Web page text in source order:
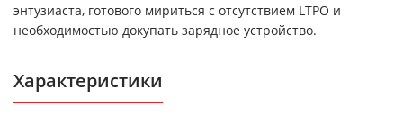
энтузиаста, готового мириться с отсутствием LTPO и
необходимостью докупать зарядное устройство.
Характеристики